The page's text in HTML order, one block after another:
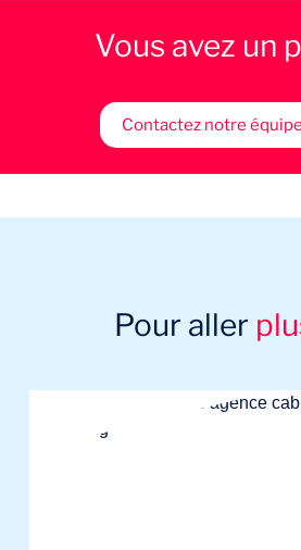
Vous avez un
Contactez notre
Pour aller